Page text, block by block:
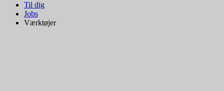
Til dig
Jobs
Værktøjer